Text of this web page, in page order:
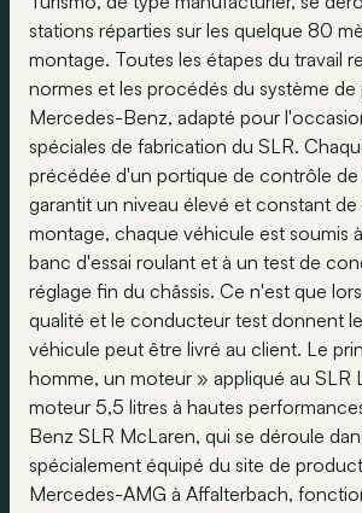
stations réparties sur les quelque 80
montage. Toutes les étapes du travail
normes et les procédés du système
Mercedes-Benz, adapté pour
spéciales de fabrication du SLR.
précédée d'un portique de contrôle de
garantit un niveau élevé et constant de
montage, chaque véhicule est soumis
banc d'essai roulant et à un test de
réglage fin du châssis. Ce n'est que
qualité et le conducteur test donnent
véhicule peut être livré au client. Le
homme, un moteur » appliqué au SLR
moteur 5,5 litres à hautes
Benz SLR McLaren, qui se déroule
spécialement équipé du site de
Mercedes-AMG à Affalterbach,